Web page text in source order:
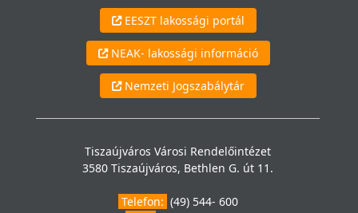
EESZT lakossági portál
NEAK- lakossági információ
Nemzeti Jogszabálytár
Tiszaújváros Városi Rendelőintézet
3580 Tiszaújváros, Bethlen G. út 11.
Telefon: (49) 544- 600